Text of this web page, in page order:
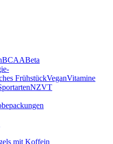
BCAABeta
FrühstückVeganVitamine
NZVT
mit Koffein